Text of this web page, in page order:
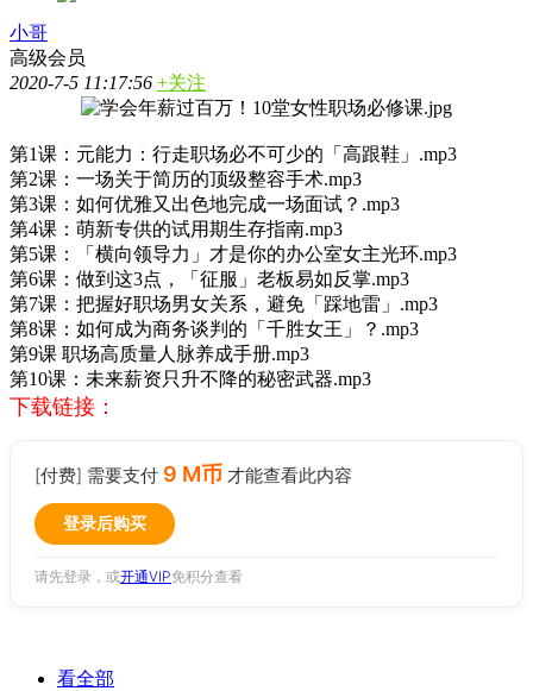
小哥
高级会员
2020-7-5 11:17:56 +关注
第1课：元能力：行走职场必不可少的「高跟鞋」.mp3
第2课：一场关于简历的顶级整容手术.mp3
第3课：如何优雅又出色地完成一场面试？.mp3
第4课：萌新专供的试用期生存指南.mp3
第5课：「横向领导力」才是你的办公室女主光环.mp3
第6课：做到这3点，「征服」老板易如反掌.mp3
第7课：把握好职场男女关系，避免「踩地雷」.mp3
第8课：如何成为商务谈判的「千胜女王」？.mp3
第9课 职场高质量人脉养成手册.mp3
第10课：未来薪资只升不降的秘密武器.mp3
下载链接：
[付费] 需要支付 9 M币 才能查看此内容
登录后购买
请先登录，或开通VIP免积分查看
看全部